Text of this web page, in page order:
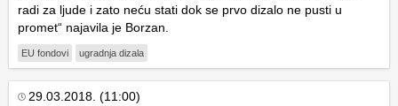
radi za ljude i zato neću stati dok se prvo dizalo ne pusti u
promet“ najavila je Borzan.
EU fondovi ugradnja dizala
29.03.2018. (11:00)